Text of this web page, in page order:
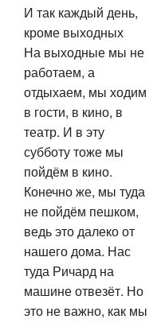
И так каждый день,
кроме выходных
На выходные мы не
работаем, а
отдыхаем, мы ходим
в гости, в кино, в
театр. И в эту
субботу тоже мы
пойдём в кино.
Конечно же, мы туда
не пойдём пешком,
ведь это далеко от
нашего дома. Нас
туда Ричард на
машине отвезёт. Но
это не важно, как мы